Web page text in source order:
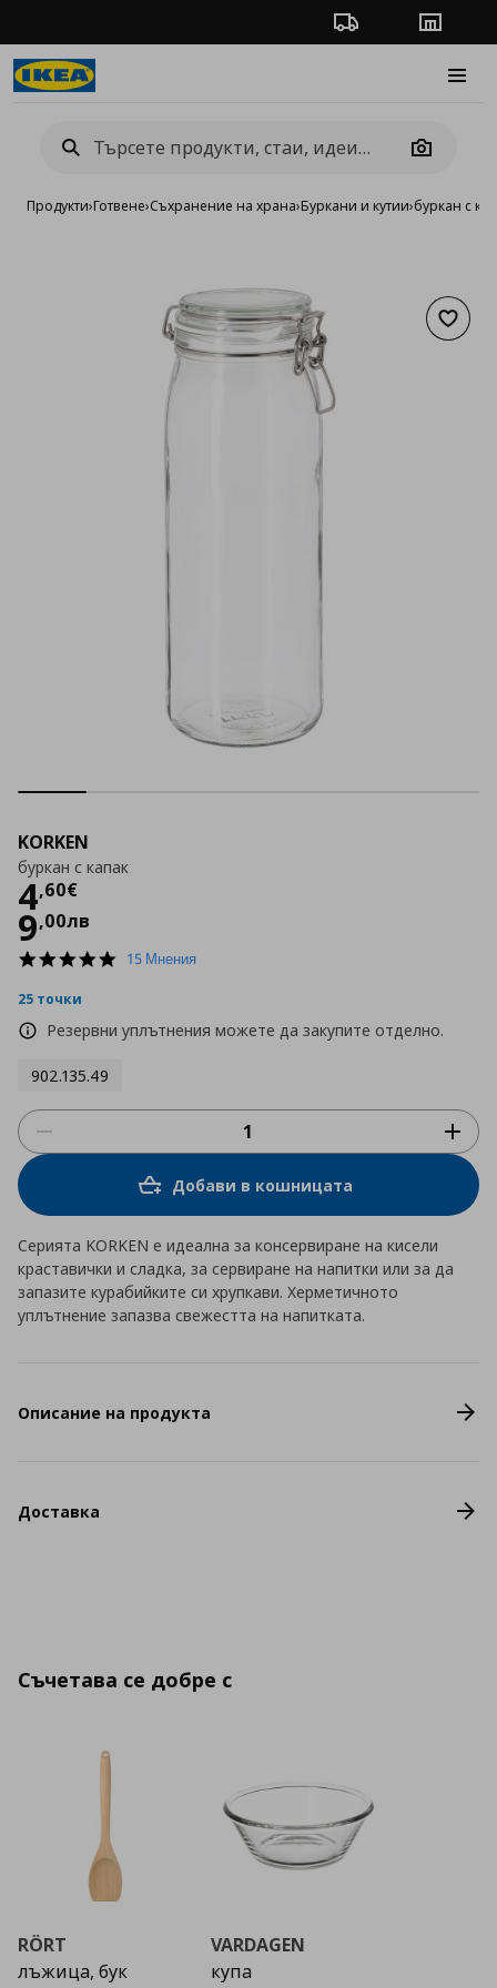
Проследяване на
Camera
Продукти›Готвене›Съхранение на храна›Буркани и кутии›буркан с
KORKEN
буркан с капак
4,60€
Цена
9,00лв
4.8
15 Мнения
25 точки
Резервни уплътнения можете да закупите отделно.
902.135.49
Добави в кошницата
Серията KORKEN е идеална за консервиране на кисели
краставички и сладка, за сервиране на напитки или за да
запазите курабийките си хрупкави. Херметичното
уплътнение запазва свежестта на напитката.
Описание на продукта
Доставка
Съчетава се добре с
RÖRT
лъжица, бук
VARDAGEN
купа